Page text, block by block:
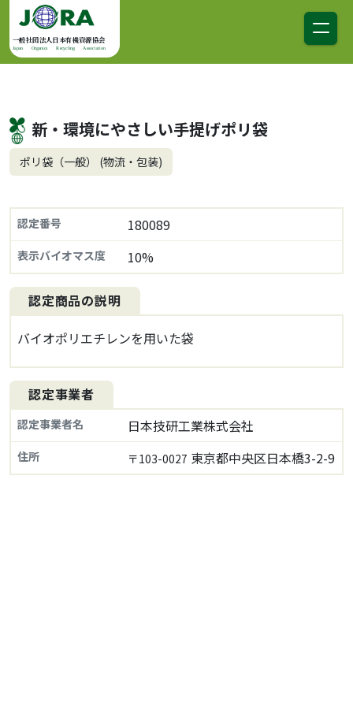
コンテンツへスキップ
メインナビゲーション
一般社団法人日本有機資源協会
Japan Organics Recycling Association
新・環境にやさしい手提げポリ袋
ポリ袋（一般） (物流・包装)
認定番号 180089
表示バイオマス度 10%
認定商品の説明
バイオポリエチレンを用いた袋
認定事業者
認定事業者名 日本技研工業株式会社
住所 〒103-0027 東京都中央区日本橋3-2-9